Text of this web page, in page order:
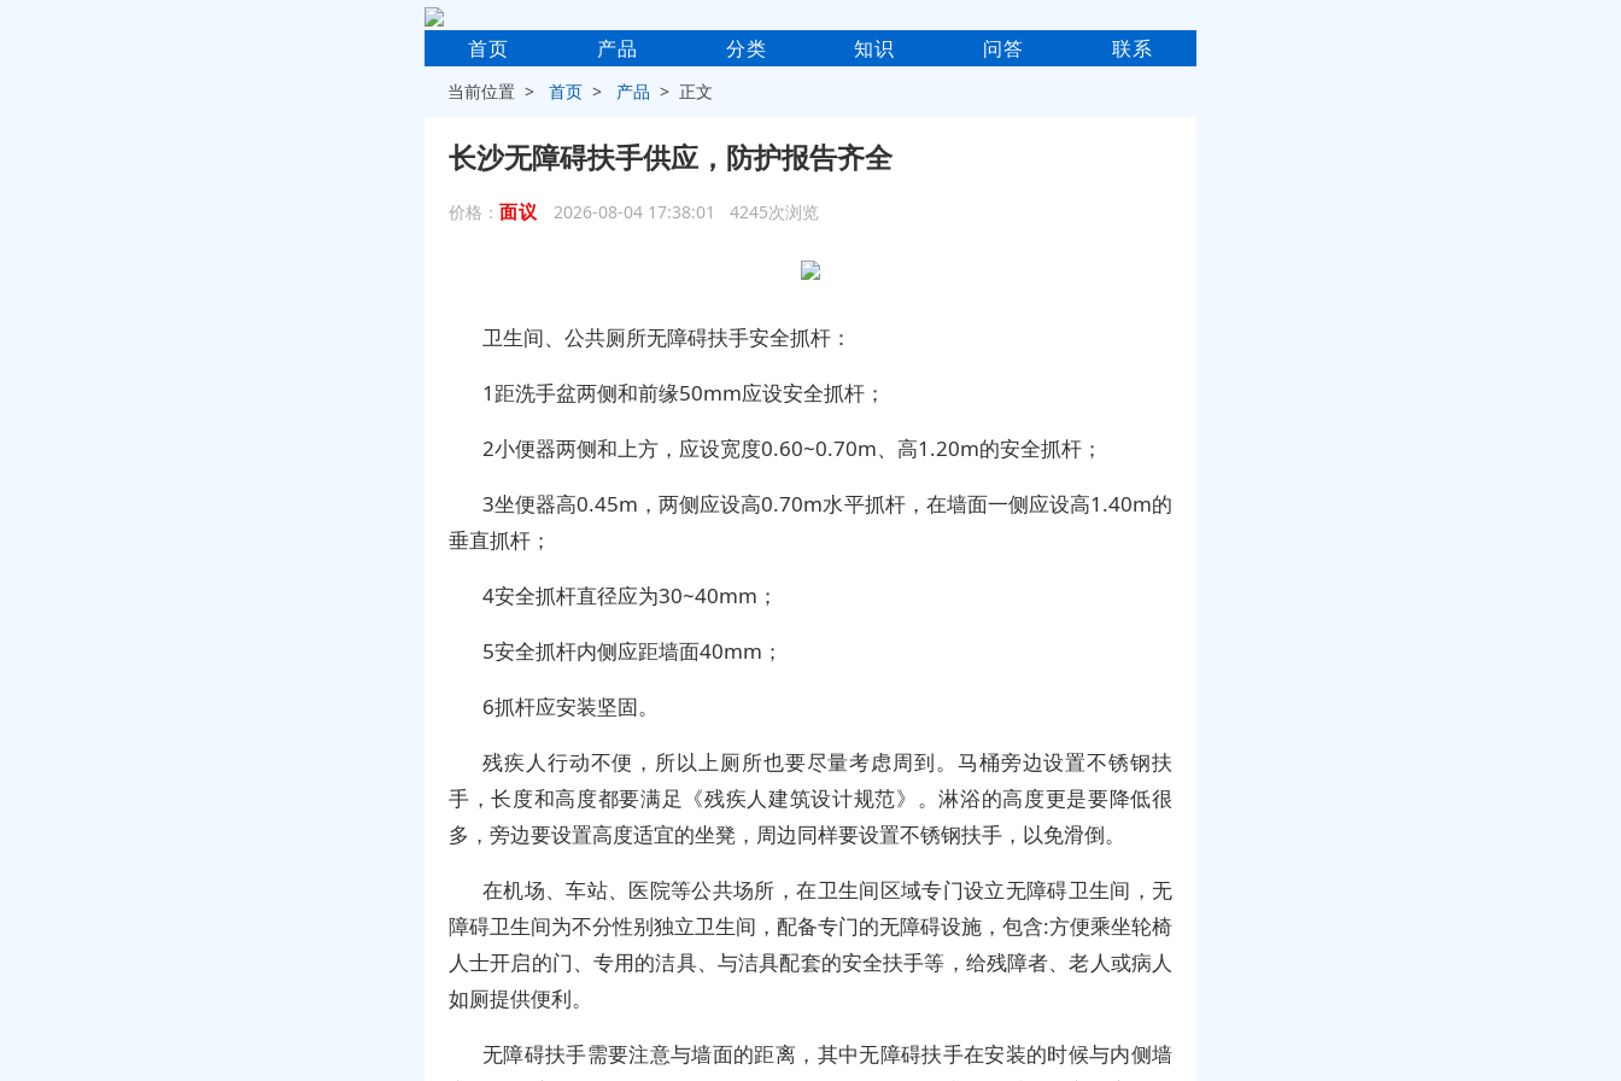
首页 产品 分类 知识 问答 联系
当前位置 >首页 > 产品 > 正文
长沙无障碍扶手供应，防护报告齐全
价格： 面议 2026-08-04 17:38:01 4245次浏览
卫生间、公共厕所无障碍扶手安全抓杆：
1距洗手盆两侧和前缘50mm应设安全抓杆；
2小便器两侧和上方，应设宽度0.60~0.70m、高1.20m的安全抓杆；
3坐便器高0.45m，两侧应设高0.70m水平抓杆，在墙面一侧应设高1.40m的
垂直抓杆；
4安全抓杆直径应为30~40mm；
5安全抓杆内侧应距墙面40mm；
6抓杆应安装坚固。
残疾人行动不便，所以上厕所也要尽量考虑周到。马桶旁边设置不锈钢扶
手，长度和高度都要满足《残疾人建筑设计规范》。淋浴的高度更是要降低很
多，旁边要设置高度适宜的坐凳，周边同样要设置不锈钢扶手，以免滑倒。
在机场、车站、医院等公共场所，在卫生间区域专门设立无障碍卫生间，无
障碍卫生间为不分性别独立卫生间，配备专门的无障碍设施，包含:方便乘坐轮椅
人士开启的门、专用的洁具、与洁具配套的安全扶手等，给残障者、老人或病人
如厕提供便利。
无障碍扶手需要注意与墙面的距离，其中无障碍扶手在安装的时候与内侧墙